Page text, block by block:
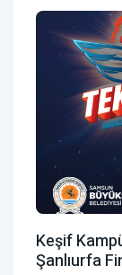
Keşif
Şanlıurfa